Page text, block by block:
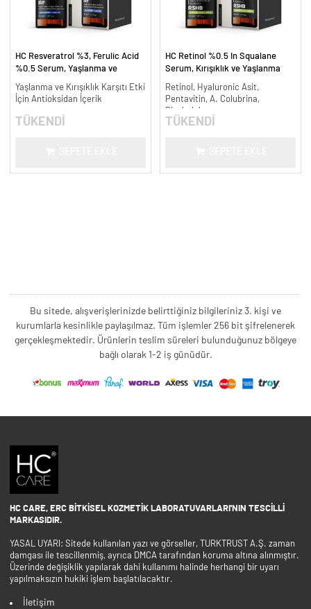
HC Resveratrol %3, Ferulic Acid
%0.5 Serum, Yaşlanma ve
Yaşlanma ve Kırışıklık Karşıtı Etki
İçin Antioksidan İçerik
TÜKENDİ
HC Retinol %0.5 In Squalane
Serum, Kırışıklık ve Yaşlanma
Retinol, Hyaluronic Asit,
Pentavitin, A. Colubrina,
Bisabolol
TÜKENDİ
Bu sitede, alışverişlerinizde belirttiğiniz bilgileriniz 3. kişi ve
kurumlarla kesinlikle paylaşılmaz. Tüm işlemler 256 bit şifrelenerek
gerçekleşmektedir. Ürünlerin teslim süreleri bulunduğunuz bölgeye
bağlı olarak 1-2 iş günüdür.
HC CARE, ERC BITKISEL KOZMETIK LABORATUVARLARI'NIN TESCILLI
MARKASIDIR.
YASAL UYARI: Sitede kullanılan yazı ve görseller, TURKTRUST A.Ş. zaman
damgası ile tescillenmiş, ayrıca DMCA tarafından koruma altına alınmıştır.
Üzerinde değişiklik yapılarak dahi kullanımı halinde herhangi bir uyarı
yapılmaksızın hukiki işlem başlatılacaktır.
İletişim